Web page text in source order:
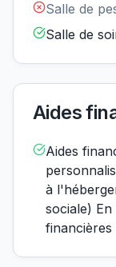
Salle de
Salle de
Aides
Aides
à
sociale)
financières